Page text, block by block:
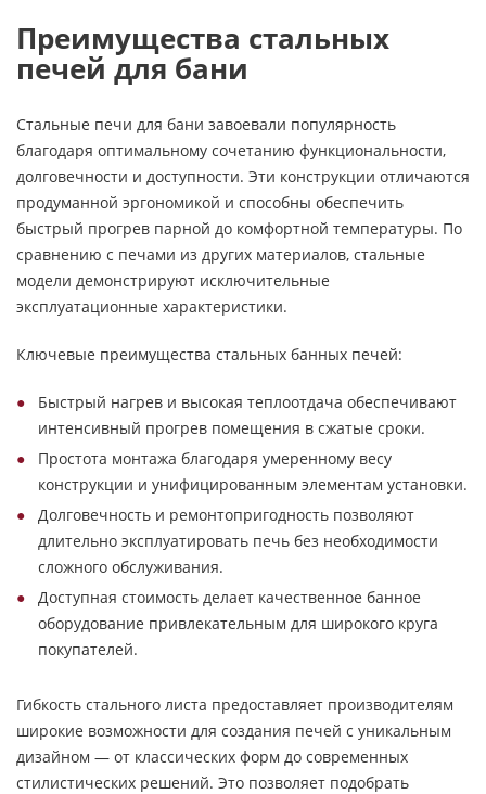
Преимущества стальных
печей для бани
Стальные печи для бани завоевали популярность
благодаря оптимальному сочетанию функциональности,
долговечности и доступности. Эти конструкции отличаются
продуманной эргономикой и способны обеспечить
быстрый прогрев парной до комфортной температуры. По
сравнению с печами из других материалов, стальные
модели демонстрируют исключительные
эксплуатационные характеристики.
Ключевые преимущества стальных банных печей:
Быстрый нагрев и высокая теплоотдача обеспечивают
интенсивный прогрев помещения в сжатые сроки.
Простота монтажа благодаря умеренному весу
конструкции и унифицированным элементам установки.
Долговечность и ремонтопригодность позволяют
длительно эксплуатировать печь без необходимости
сложного обслуживания.
Доступная стоимость делает качественное банное
оборудование привлекательным для широкого круга
покупателей.
Гибкость стального листа предоставляет производителям
широкие возможности для создания печей с уникальным
дизайном — от классических форм до современных
стилистических решений. Это позволяет подобрать